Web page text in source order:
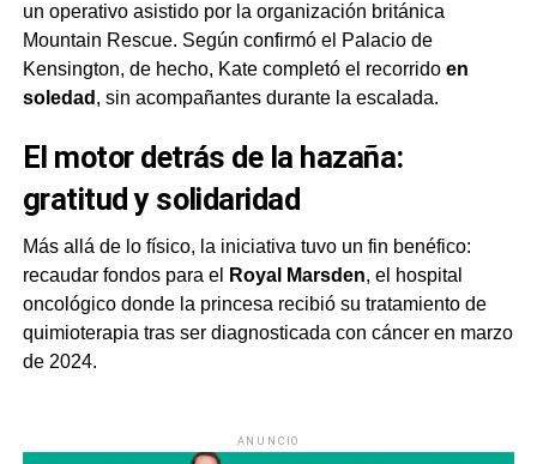
un operativo asistido por la organización británica
Mountain Rescue. Según confirmó el Palacio de
Kensington, de hecho, Kate completó el recorrido en
soledad , sin acompañantes durante la escalada.
El motor detrás de la hazaña:
gratitud y solidaridad
Más allá de lo físico, la iniciativa tuvo un fin benéfico:
recaudar fondos para el
Royal Marsden, el hospital
oncológico donde la princesa recibió su tratamiento de
quimioterapia tras ser diagnosticada con cáncer en marzo
de 2024.
ANUNCIO